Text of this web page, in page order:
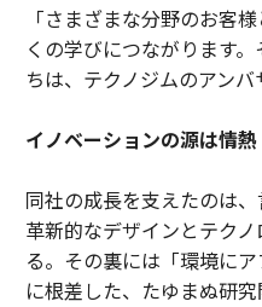
「さまざまな分野のお客
くの学びにつながります
ちは、テクノジムのアンバ
イノベーションの源は情熱
同社の成長を支えたのは
革新的なデザインとテク
る。その裏には「環境に
に根差した、たゆまぬ研究